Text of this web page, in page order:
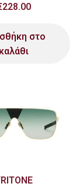
228.00
στο
καλάθι